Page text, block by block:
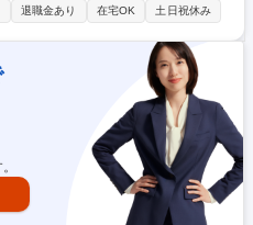
療用医薬品、一
ます。 当社工場は、最新設備の導入
年度には、自動倉庫(E棟)の増設
した。また、2021年度には品質管
む管理棟の建設を行います。また、
富山市】医薬
退職金あり 在宅OK 土日祝休み